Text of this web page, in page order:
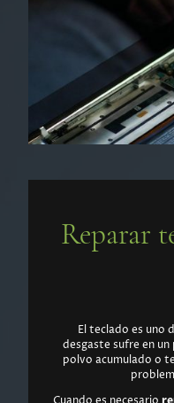
Reparar
El teclado es uno
desgaste sufre en
polvo acumulado o